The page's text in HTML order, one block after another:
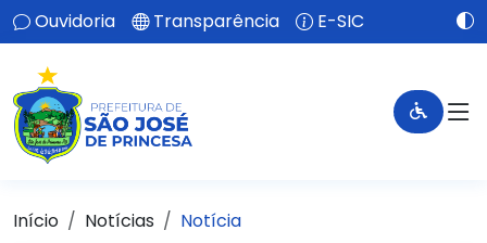
Ouvidoria Transparência E-SIC
Início Notícias Notícia